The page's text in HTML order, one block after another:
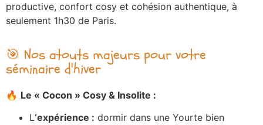
productive, confort cosy et cohésion authentique, à
seulement 1h30 de Paris.
🎯 Nos atouts majeurs pour votre
séminaire d'hiver
🔥 Le « Cocon » Cosy & Insolite :
L‘expérience : dormir dans une Yourte bien